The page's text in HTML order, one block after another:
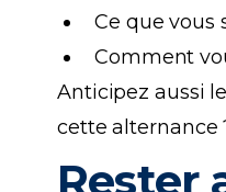
Ce que vous
Comment
Anticipez aussi
cette alternance
Rester